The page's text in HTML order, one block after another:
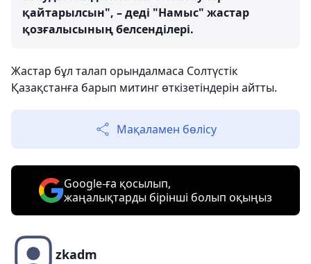
қайтарылсын", – деді "Намыс" жастар
қозғалысының белсенділері.
Жастар бұл талап орындалмаса Солтүстік
Қазақстанға барып митинг өткізетіндерін айтты.
Мақаламен бөлісу
Google-ға қосылып,
жаңалықтарды бірінші болып оқыңыз
zkadm